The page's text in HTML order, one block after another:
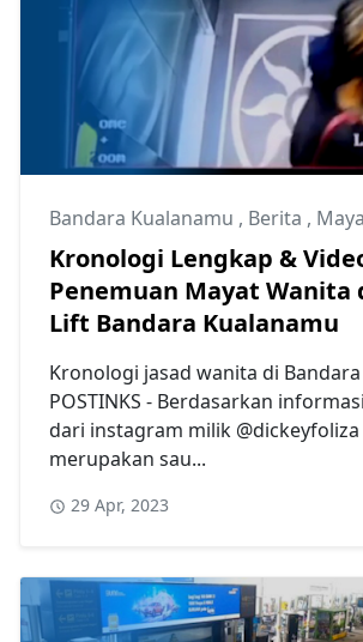
Bandara Kualanamu , Berita ,
Kronologi Lengkap &
Penemuan Mayat Wanita
Lift Bandara Kualanamu
Kronologi jasad wanita di Bandara
POSTINKS - Berdasarkan
dari instagram milik @dickeyfoliza
merupakan sau...
29 Apr, 2023